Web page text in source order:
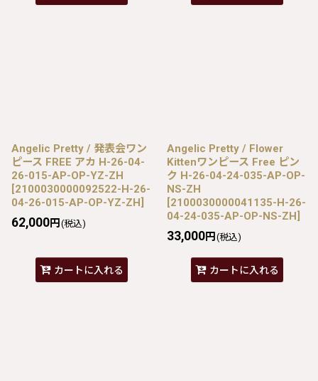
Angelic Pretty / 発表会ワン
ピース FREE アカ H-26-04-
26-015-AP-OP-YZ-ZH
[2100030000092522-H-26-
04-26-015-AP-OP-YZ-ZH]
62,000円 (税込)
カートに入れる
Angelic Pretty / Flower
Kittenワンピース Free ピン
ク H-26-04-24-035-AP-OP-
NS-ZH
[2100030000041135-H-26-
04-24-035-AP-OP-NS-ZH]
33,000円 (税込)
カートに入れる